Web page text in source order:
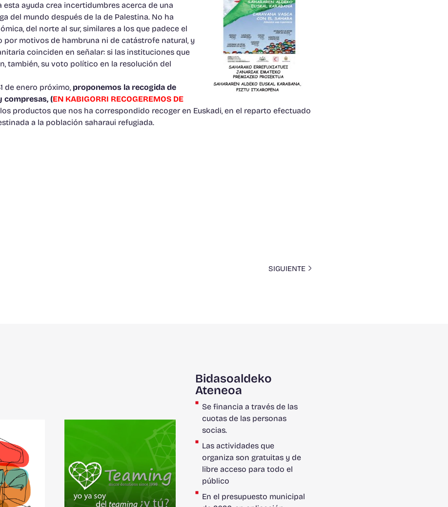
ayuda crea incertidumbres acerca de una
del mundo después de la de Palestina. No ha
del norte al sur, similares a los que padece el
motivos de hambruna ni de catástrofe natural, y
coinciden en señalar: si las instituciones que
también, su voto político en la resolución del
de enero próximo, proponemos la recogida de
compresas, (EN KABIGORRI RECOGEREMOS DE
productos que nos ha correspondido recoger en Euskadi, en el reparto efectuado
a la población saharaui refugiada.
SIGUIENTE
Bidasoaldeko
Ateneoa
Se financia a través de las
cuotas de las personas
socias.
Las actividades que
organiza son gratuitas y de
libre acceso para todo el
público
En el presupuesto municipal